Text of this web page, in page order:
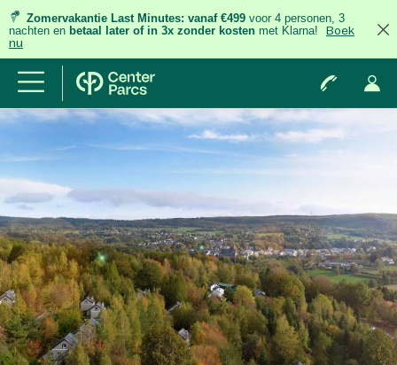
Zomervakantie Last Minutes: vanaf €499 voor 4 personen, 3
nachten en betaal later of in 3x zonder kosten met Klarna!
Boek
nu